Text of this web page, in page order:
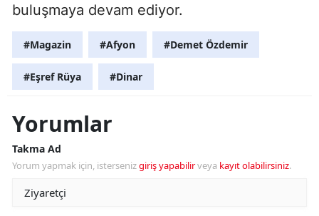
buluşmaya devam ediyor.
#Magazin #Afyon #Demet Özdemir
#Eşref Rüya #Dinar
Yorumlar
Takma Ad
Yorum yapmak için, istersenizgiriş yapabilirveya kayıt olabilirsiniz.